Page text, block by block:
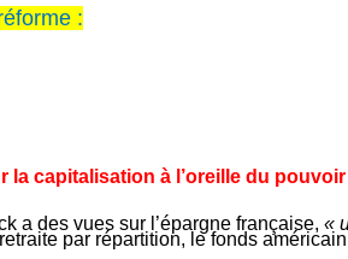
:
capitalisation à l’oreille du pouvoir
a des vues sur l’épargne française, «
par répartition, le fonds